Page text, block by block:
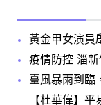
黃金甲女演員
疫情防控 淄
臺風暴雨到臨
【杜華偉】